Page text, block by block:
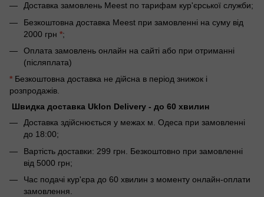
Доставка замовлень Meest по тарифам кур'єрської служби;
Безкоштовна доставка Meest при замовленні на суму від
2000 грн *;
Оплата замовлень онлайн на сайті або при отриманні
(післяплата)
* Безкоштовна доставка не дійсна в період знижок і
розпродажів.
Швидка доставка Uklon Delivery - до 60 хвилин
Доставка здійснюється у межах м. Одеса при замовленні
до 18:00;
Вартість доставки: 299 грн. Безкоштовно при замовленні
від 5000 грн;
Час подачі кур'єра до 60 хвилин з моменту онлайн-оплати
замовлення.